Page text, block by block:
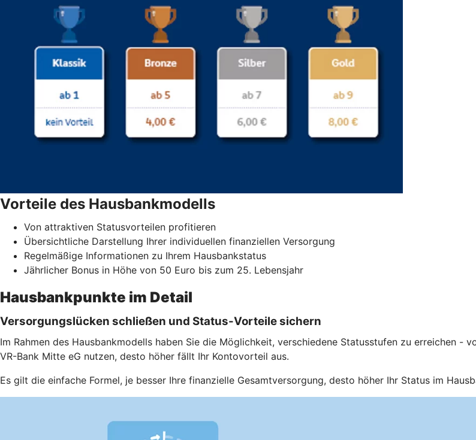
Vorteile des Hausbankmodells
Von attraktiven Statusvorteilen profitieren
Übersichtliche Darstellung Ihrer individuellen finanziellen Versorgung
Regelmäßige Informationen zu Ihrem Hausbankstatus
Jährlicher Bonus in Höhe von 50 Euro bis zum 25. Lebensjahr
Hausbankpunkte im Detail
Versorgungslücken schließen und Status-Vorteile sichern
Im Rahmen des Hausbankmodells haben Sie die Möglichkeit, verschiedene Statusstufen zu erreichen -
VR-Bank Mitte eG nutzen, desto höher fällt Ihr Kontovorteil aus.
Es gilt die einfache Formel, je besser Ihre finanzielle Gesamtversorgung, desto höher Ihr Status im